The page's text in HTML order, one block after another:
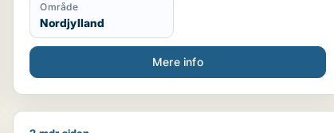
Område
Nordjylland
Mere info